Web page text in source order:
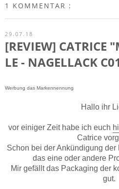
1 KOMMENTAR :
29.07.18
[REVIEW] CATRICE
LE - NAGELLACK
Werbung das Markennennung
Hallo ihr
vor einiger Zeit habe ich euch
Catrice
Schon bei der Ankündigung
das eine oder andere
Mir gefällt das Packaging der
gut.